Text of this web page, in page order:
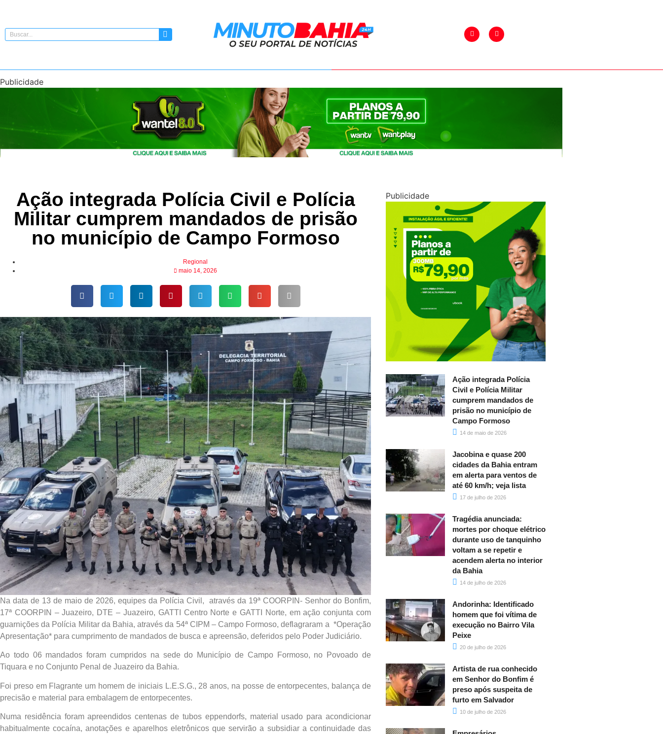
Publicidade
Ação integrada Polícia Civil e Polícia
Militar cumprem mandados de prisão
no município de Campo Formoso
Regional
maio 14, 2026
Na data de 13 de maio de 2026, equipes da Polícia Civil, através da 19ª COORPIN- Senhor do Bonfim,
17ª COORPIN – Juazeiro, DTE – Juazeiro, GATTI Centro Norte e GATTI Norte, em ação conjunta com
guarnições da Polícia Militar da Bahia, através da 54ª CIPM – Campo Formoso, deflagraram a *Operação
Apresentação* para cumprimento de mandados de busca e apreensão, deferidos pelo Poder Judiciário.
Ao todo 06 mandados foram cumpridos na sede do Município de Campo Formoso, no Povoado de
Tiquara e no Conjunto Penal de Juazeiro da Bahia.
Foi preso em Flagrante um homem de iniciais L.E.S.G., 28 anos, na posse de entorpecentes, balança de
precisão e material para embalagem de entorpecentes.
Numa residência foram apreendidos centenas de tubos eppendorfs, material usado para acondicionar
habitualmente cocaína, anotações e aparelhos eletrônicos que servirão a subsidiar a continuidade das
Publicidade
Ação integrada Polícia
Civil e Polícia Militar
cumprem mandados de
prisão no município de
Campo Formoso
14 de maio de 2026
Jacobina e quase 200
cidades da Bahia entram
em alerta para ventos de
até 60 km/h; veja lista
17 de julho de 2026
Tragédia anunciada:
mortes por choque elétrico
durante uso de tanquinho
voltam a se repetir e
acendem alerta no interior
da Bahia
14 de julho de 2026
Andorinha: Identificado
homem que foi vítima de
execução no Bairro Vila
Peixe
20 de julho de 2026
Artista de rua conhecido
em Senhor do Bonfim é
preso após suspeita de
furto em Salvador
10 de julho de 2026